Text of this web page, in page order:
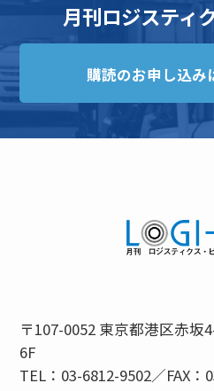
月刊ロジスティ
購読のお申し込み
〒107-0052 東京都港区赤坂
6F
TEL：03-6812-9502／FAX：